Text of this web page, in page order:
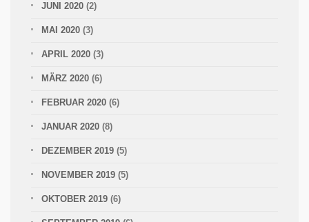
JUNI 2020 (2)
MAI 2020 (3)
APRIL 2020 (3)
MÄRZ 2020 (6)
FEBRUAR 2020 (6)
JANUAR 2020 (8)
DEZEMBER 2019 (5)
NOVEMBER 2019 (5)
OKTOBER 2019 (6)